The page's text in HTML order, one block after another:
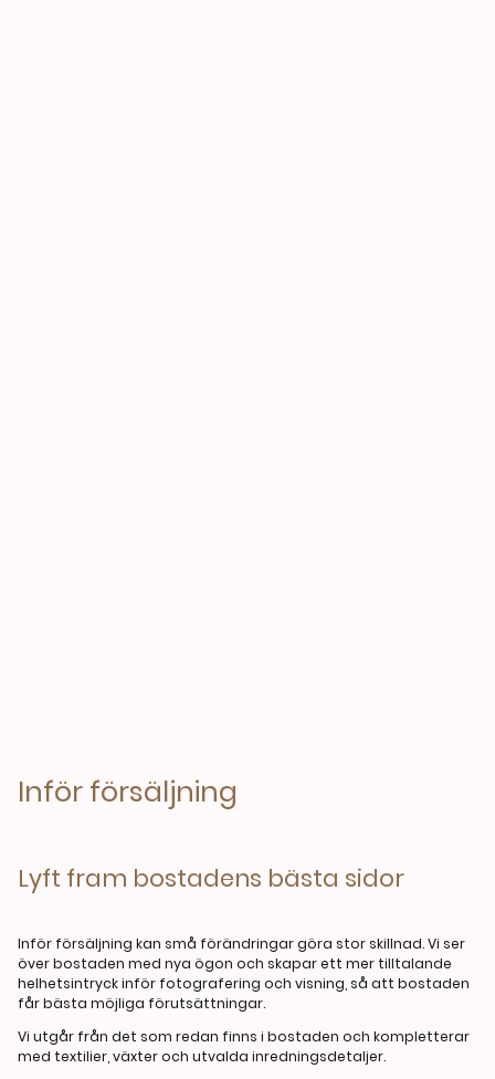
Inför försäljning
Lyft fram bostadens bästa sidor
Inför försäljning kan små förändringar göra stor skillnad. Vi ser
över bostaden med nya ögon och skapar ett mer tilltalande
helhetsintryck inför fotografering och visning, så att bostaden
får bästa möjliga förutsättningar.
Vi utgår från det som redan finns i bostaden och kompletterar
med textilier, växter och utvalda inredningsdetaljer.